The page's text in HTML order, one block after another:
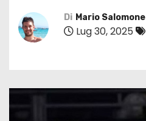
Di Mario Salomone
Lug 30, 2025